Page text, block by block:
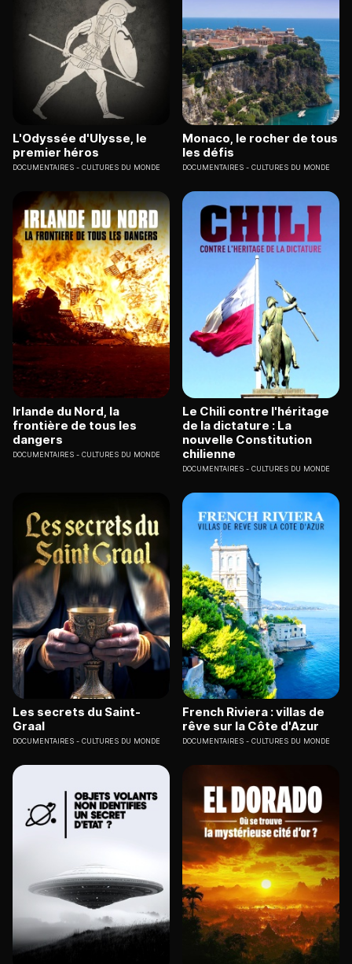
L'Odyssée d'Ulysse, le
premier héros
DOCUMENTAIRES CULTURES DU MONDE
Monaco, le rocher de tous
les défis
DOCUMENTAIRES CULTURES DU MONDE
Irlande du Nord, la
frontière de tous les
dangers
DOCUMENTAIRES CULTURES DU MONDE
Le Chili contre l'héritage
de la dictature : La
nouvelle Constitution
chilienne
DOCUMENTAIRES CULTURES DU MONDE
Les secrets du Saint-
Graal
DOCUMENTAIRES CULTURES DU MONDE
French Riviera : villas de
rêve sur la Côte d'Azur
DOCUMENTAIRES CULTURES DU MONDE